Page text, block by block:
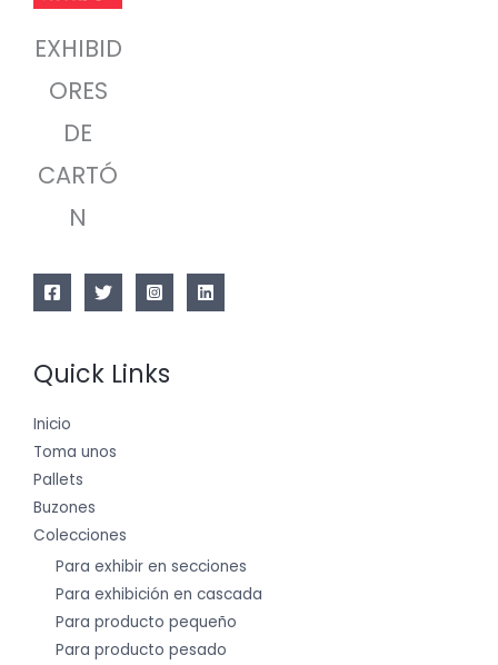
EXHIBID
ORES
DE
CARTÓ
N
Quick Links
Inicio
Toma unos
Pallets
Buzones
Colecciones
Para exhibir en secciones
Para exhibición en cascada
Para producto pequeño
Para producto pesado